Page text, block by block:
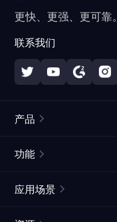
更快、更强、更可靠。
联系我们
产品
静态住宅代理
功能
应用场景